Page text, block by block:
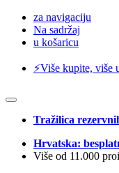
za navigaciju
Na sadržaj
u košaricu
⚡️Više kupite, više
Tražilica
Hrvatska:
Više od 11.000